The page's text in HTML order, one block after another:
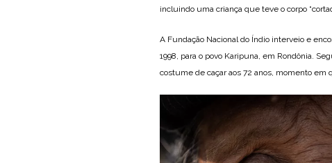
incluindo uma criança que teve o corpo
A Fundação Nacional do Índio interveio e
1998, para o povo Karipuna, em Rondônia.
costume de caçar aos 72 anos, momento em